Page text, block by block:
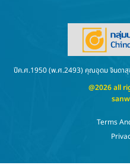
ปีค.ศ.1950 (พ.ศ.2493) คุณอุดม จินดาสุข
@2026 all
Terms